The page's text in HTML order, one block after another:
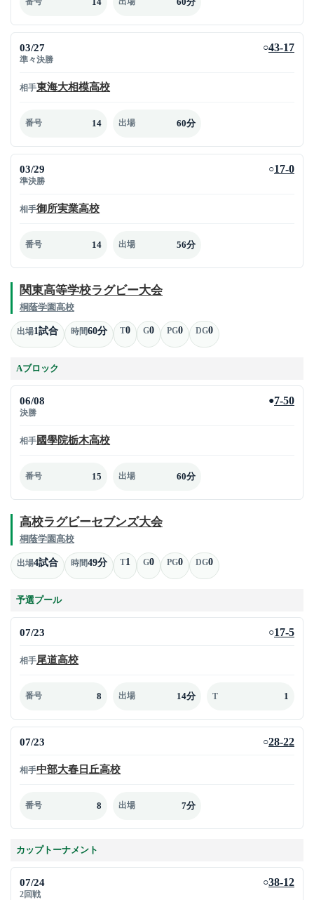
03/27
準々決勝
○43-17
相手東海大相模高校
番号 14 出場 60分
03/29
準決勝
○17-0
相手御所実業高校
番号 14 出場 56分
関東高等学校ラグビー大会
桐蔭学園高校
出場1試合 時間60分 T0 G0 PG0 DG0
Aブロック
06/08
決勝
●7-50
相手國學院栃木高校
番号 15 出場 60分
高校ラグビーセブンズ大会
桐蔭学園高校
出場4試合 時間49分 T1 G0 PG0 DG0
予選プール
07/23 ○17-5
相手尾道高校
番号 8 出場 14分 T 1
07/23 ○28-22
相手中部大春日丘高校
番号 8 出場 7分
カップトーナメント
07/24
2回戦
○38-12